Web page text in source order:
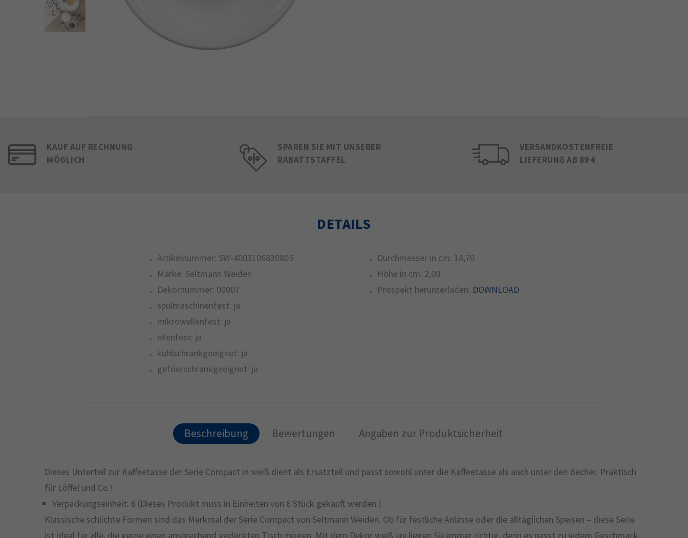
KAUF AUF RECHNUNG
MÖGLICH
SPAREN SIE MIT UNSERER
RABATTSTAFFEL
VERSANDKOSTENFREIE
LIEFERUNG AB 89 €
DETAILS
Artikelnummer: SW-4003106830805
Marke: Seltmann Weiden
Dekornummer: 00007
spülmaschinenfest: ja
mikrowellenfest: ja
ofenfest: ja
kühlschrankgeeignet: ja
gefrierschrankgeeignet: ja
Durchmesser in cm: 14,70
Höhe in cm: 2,00
Prospekt herunterladen: DOWNLOAD
Beschreibung Bewertungen Angaben zur Produktsicherheit
Dieses Unterteil zur Kaffeetasse der Serie Compact in weiß dient als Ersatzteil und passt sowohl unter die Kaffeetasse als auch unter den Becher. Praktisch
für Löffel und Co.!
Verpackungseinheit: 6 (Dieses Produkt muss in Einheiten von 6 Stück gekauft werden.)
Klassische schlichte Formen sind das Merkmal der Serie Compact von Seltmann Weiden. Ob für festliche Anlässe oder die alltäglichen Speisen – diese Serie
ist ideal für alle, die gerne einen ansprechend gedeckten Tisch mögen. Mit dem Dekor weiß uni liegen Sie immer richtig, denn es passt zu jedem Geschmack